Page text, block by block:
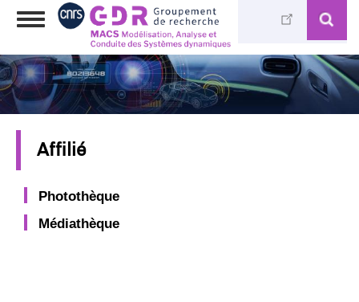
Aller
principal
Toggle
Affilié
Photothèque
Médiathèque